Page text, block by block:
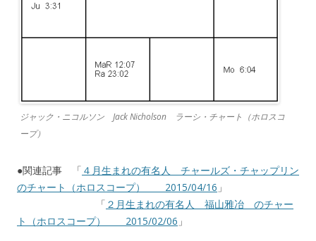
ジャック・ニコルソン Jack Nicholson ラーシ・チャート（ホロスコ
ープ）
●関連記事 「 ４月生まれの有名人 チャールズ・チャップリン
のチャート（ホロスコープ） 2015/04/16 」
「 ２月生まれの有名人 福山雅冶 のチャー
ト（ホロスコープ） 2015/02/06 」